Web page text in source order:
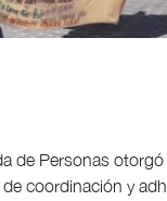
de Personas
coordinación y